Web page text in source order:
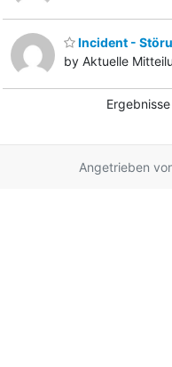
Incident -
by Aktuelle
Angetrieben